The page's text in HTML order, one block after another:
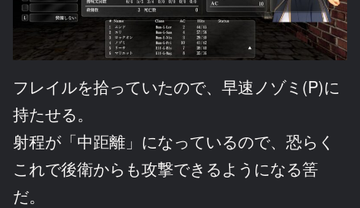
フレイルを拾っていたので、早速ノゾミ(P)に
持たせる。
射程が「中距離」になっているので、恐らく
これで後衛からも攻撃できるようになる筈
だ。